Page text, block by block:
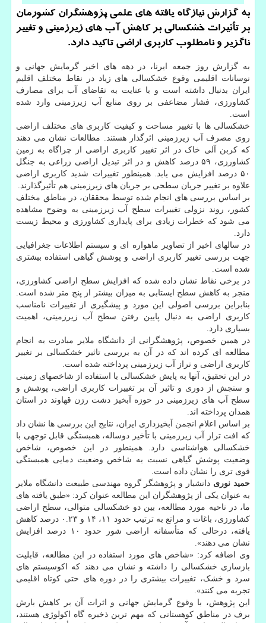
به گزارش نیازگاه یافته های علمی پژوهشگران کشورمان
بر تأثیرات خشکسالی بر کاهش آب های زیرزمینی و تغییر
ناگزیر و نامطلوب کاربری اراضی تاکید دارد.
به گزارش روز جمعه ایرنا، در دهه های اخیر گرمایش جهانی و
نوسانات اقلیمی وقوع خشکسالی های زیاد در نقاط مختلف اقلیم
ایران بدنبال داشته است و با عنایت به تقاضای آب برای مصارف
کشاورزی، فشار مضاعفی بر روی منابع آب زیرزمینی وارد شده
است.
خشکسالی ها با تغییر مساحت و کیفیت کاربری های مختلف اراضی
روی مصرف آب زیرزمینی اثرگذار هستند. مطالعات نشان می دهند
که کربن آلی خاک در اثر تغییر کاربری اراضی از چراگاه به زمین
کشاورزی، ۵۹ درصد کاهش و در اثر تبدیل اراضی زراعی به جنگل
۵۰ درصد افزایش می یابد. همینطور تغییرات شدید کاربری اراضی
علاوه بر تغییر جریان سطحی بر جریان های زیرزمینی هم تأثیرگذارند.
بر اساس بررسی های انجام شده توسط محققان، در مناطق مختلف
کشور، روند نزولی تغییرات سطح آب زیرزمینی به وضوح مشاهده
می شود که خطرات زیادی برای پایداری کشاورزی و محیط زیست
دارد.
در سالهای اخیر از تصاویر ماهواره ای و سیستم اطلاعات جغرافیایی
جهت بررسی تغییر کاربری اراضی و پوشش گیاهی استفاده بیشتری
شده است.
در برخی نقاط نشان داده شده که افزایش سطح اراضی کشاورزی،
منجر به کاهش سطح ایستابی به میزان بیشتر از پنج متر شده است.
بنابراین بررسی اصولی این مورد و پیشگیری از تغییرات نامناسب
کاربری اراضی به دنبال پایین رفتن سطح آب زیرزمینی، اهمیت
بسیاری دارد.
در همین خصوص، پژوهشگرانی از دانشگاه ملایر مبادرت به انجام
مطالعه ای کرده اند که در آن به بررسی تاثیر خشکسالی بر تغییر
کاربری اراضی و تراز آب زیرزمینی پرداخته شده است.
در این تحقیق، آنها به پایش خشکسالی با استفاده از شاخصهای زمینی
و سنجش از دوری و تاثیر آن بر تغییرات کاربری اراضی، پوشش و
سطح آب های زیرزمینی در حوزه آبخیز دشت رزن قهاوند در استان
همدان پرداخته اند.
بر اساس اعلام انجمن آبخیزداری ایران، نتایج این بررسی ها نشان داد
که افت تراز آب زیرزمینی با تأخیر دوساله، همبستگی قابل توجهی با
خشکسالی هواشناسی دارد. همینطور در این خصوص، شاخص
وضعیت پوشش گیاهی نسبت به شاخص وضعیت دمایی همبستگی
قوی تری را نشان داده است.
حمید نوری دانشیار و پژوهشگر گروه مهندسی طبیعت دانشگاه ملایر
به عنوان یکی از پژوهشگران این مطالعه عنوان کرد: «طبق یافته های
ما، در ناحیه مورد مطالعه، بین دو خشکسالی متوالی، سطح اراضی
کشاورزی، باغات و مراتع به ترتیب حدود ۱۱، ۱۴ و ۰.۲۳ درصد کاهش
یافته، درحالی که متأسفانه اراضی شور حدود ۱۰ درصد افزایش
نشان می دهند».
وی اضافه کرد: «شاخص های مورد استفاده در این مطالعه، قابلیت
بازسازی خشکسالی را داشته و نشان می دهند که اکوسیستم های
سرد و خشک، تغییرات بیشتری را در دوره های حتی کوتاه اقلیمی
تجربه می کنند».
این پژوهش، با وقوع گرمایش جهانی و اثرات آن بر کاهش بارش
برف در مناطق کوهستانی که مهم ترین ذخیره گاه اکولوژی هستند،